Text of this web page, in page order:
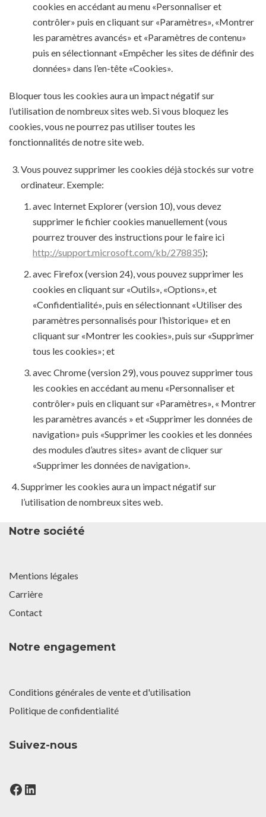
cookies en accédant au menu «Personnaliser et
contrôler» puis en cliquant sur «Paramètres», «Montrer
les paramètres avancés» et «Paramètres de contenu»
puis en sélectionnant «Empêcher les sites de définir des
données» dans l’en-tête «Cookies».
Bloquer tous les cookies aura un impact négatif sur
l’utilisation de nombreux sites web. Si vous bloquez les
cookies, vous ne pourrez pas utiliser toutes les
fonctionnalités de notre site web.
Vous pouvez supprimer les cookies déjà stockés sur votre
ordinateur. Exemple:
avec Internet Explorer (version 10), vous devez
supprimer le fichier cookies manuellement (vous
pourrez trouver des instructions pour le faire ici
http://support.microsoft.com/kb/278835);
avec Firefox (version 24), vous pouvez supprimer les
cookies en cliquant sur «Outils», «Options», et
«Confidentialité», puis en sélectionnant «Utiliser des
paramètres personnalisés pour l’historique» et en
cliquant sur «Montrer les cookies», puis sur «Supprimer
tous les cookies»; et
avec Chrome (version 29), vous pouvez supprimer tous
les cookies en accédant au menu «Personnaliser et
contrôler» puis en cliquant sur «Paramètres», « Montrer
les paramètres avancés » et «Supprimer les données de
navigation» puis «Supprimer les cookies et les données
des modules d’autres sites» avant de cliquer sur
«Supprimer les données de navigation».
Supprimer les cookies aura un impact négatif sur
l’utilisation de nombreux sites web.
Notre société
Mentions légales
Carrière
Contact
Notre engagement
Conditions générales de vente et d'utilisation
Politique de confidentialité
Suivez-nous